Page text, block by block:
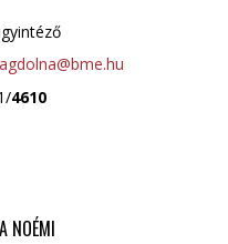
4610
NOÉMI